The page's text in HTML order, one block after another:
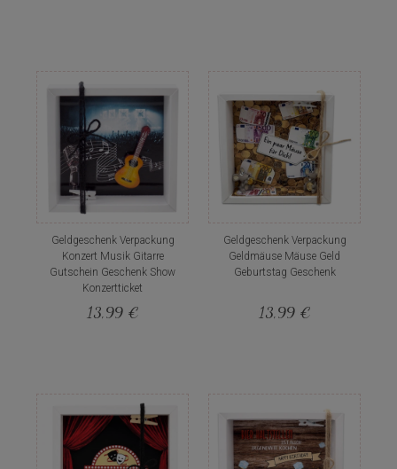
Geldgeschenk Verpackung
Konzert Musik Gitarre
Gutschein Geschenk Show
Konzertticket
13,99 €
Geldgeschenk Verpackung
Geldmäuse Mäuse Geld
Geburtstag Geschenk
13,99 €